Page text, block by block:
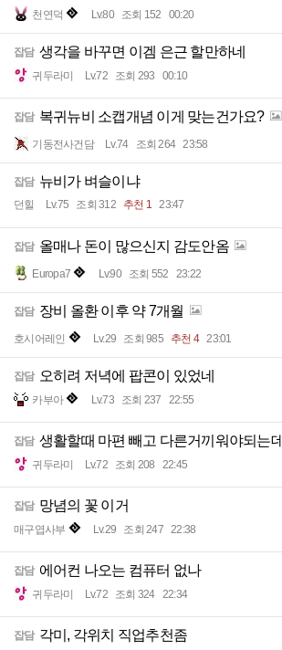
천연덕 Lv.80 조회 152 00:20
잡담 생각을 바꾸면 이겜 은근 할만하네
귀두라미 Lv.72 조회 293 00:10
잡담 복귀뉴비 소캡개념 이게 맞는건가요?
기동전사건담 Lv.74 조회 264 23:58
잡담 뉴비가 벼슬이냐
던힐 Lv.75 조회 312 추천 1 23:47
잡담 올매나 돈이 많으신지 감도안옴
Europa7 Lv.90 조회 552 23:22
잡담 장비 올환 이후 약 7개월
호시어레인 Lv.29 조회 985 추천 4 23:01
잡담 오히려 저녁에 팝콘이 있었네
카부아 Lv.73 조회 237 22:55
잡담 생활할때 마편 빼고 다른거끼워야되는데
귀두라미 Lv.72 조회 208 22:45
잡담 망념의 꽃 이거
매구엽사부 Lv.29 조회 247 22:38
잡담 에어컨 나오는 컴퓨터 없나
귀두라미 Lv.72 조회 324 22:34
잡담 각미, 각위치 직업추천좀